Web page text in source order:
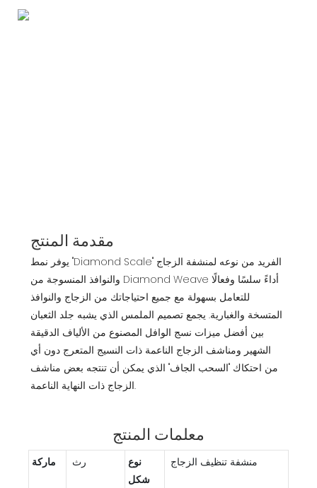
مقدمة المنتج
يوفر نمط "Diamond Scale" الفريد من نوعه لمنشفة الزجاج
والنوافذ المنسوجة من Diamond Weave أداءً سلسًا وفعالًا
للتعامل بسهولة مع جميع احتياجاتك من الزجاج والنوافذ
المتسخة والغبارية. يجمع تصميم الملمس الذي يشبه جلد الثعبان
بين أفضل ميزات نسج الوافل المصنوع من الألياف الدقيقة
الشهير ومناشف الزجاج الناعمة ذات النسيج المتعرج دون أي
من احتكاك "السحب الجاف" الذي يمكن أن تنتجه بعض مناشف
الزجاج ذات النهاية الناعمة.
معلمات المنتج
ماركة رث
نوع
شكل
منشفة تنظيف الزجاج